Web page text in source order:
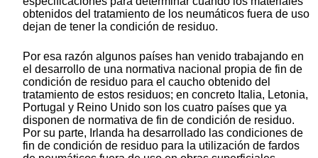
obtenidos del tratamiento de los neumáticos fuera de uso
dejan de tener la condición de residuo.
Por esa razón algunos países han venido trabajando en
el desarrollo de una normativa nacional propia de fin de
condición de residuo para el caucho obtenido del
tratamiento de estos residuos; en concreto Italia, Letonia,
Portugal y Reino Unido son los cuatro países que ya
disponen de normativa de fin de condición de residuo.
Por su parte, Irlanda ha desarrollado las condiciones de
fin de condición de residuo para la utilización de fardos